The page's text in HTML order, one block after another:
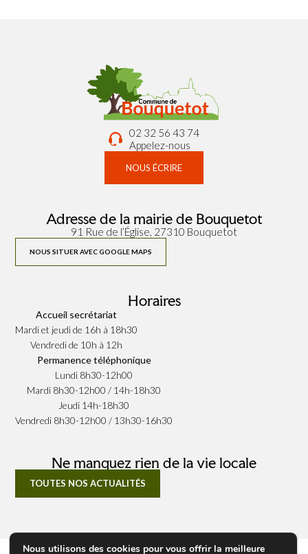
02 32 56 43 74
Appelez-nous
NOUS ÉCRIRE
Adresse de la mairie de Bouquetot
91 Rue de l’Église, 27310 Bouquetot
NOUS SITUER AVEC GOOGLE MAPS
Horaires
Accueil secrétariat
Mardi et jeudi de 16h à 18h30
Vendredi de 10h à 12h
Permanence téléphonique
Lundi 8h30-12h00
Mardi 8h30-12h00 / 14h-18h30
Jeudi 14h-18h30
Vendredi 8h30-12h00 / 13h30-16h30
Ne manquez rien de la vie locale
TOUTES NOS ACTUALITÉS
Nous utilisons des cookies pour vous offrir la meilleure